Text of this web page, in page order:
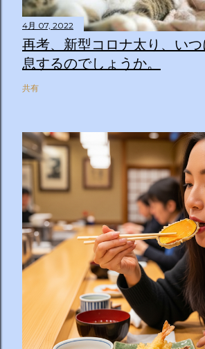
4月 07, 2022
再考、新型コロナ太り、い
息するのでしょうか。
共有